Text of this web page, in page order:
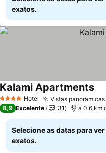
exatos.
4 EstrelasHotel Vistas panorâmicas
Kalami Apartments
8,9 Excelente 31 a 0.6 km
Selecione as datas para
exatos.